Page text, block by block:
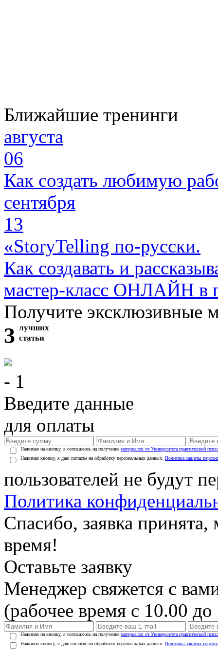
Ближайшие тренинги
августа
06
Как создать любимую
сентября
13
«StoryTelling по-русски.
Как создавать и
мастер-класс ОНЛАЙН в
Получите эксклюзивные
3 лучших
статьи
- 1
Введите данные
для оплаты
Нажимая на кнопку, я соглашаюсь на получение материалов от Университета практической
Нажимая кнопку, я даю согласие на обработку персональных данных. Политика защиты
пользователей не будут
Политика
Спасибо, заявка
время!
Оставьте заявку
Менеджер свяжется с
(рабочее время с 10.00
Нажимая на кнопку, я соглашаюсь на получение материалов от Университета практической
Нажимая кнопку, я даю согласие на обработку персональных данных. Политика защиты